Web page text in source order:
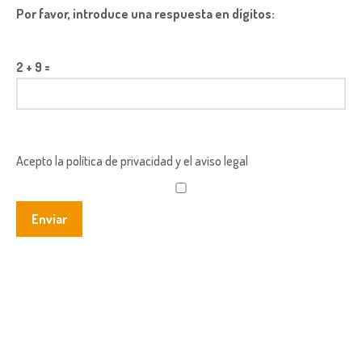
Por favor, introduce una respuesta en dígitos:
2 + 9 =
Acepto la política de privacidad y el aviso legal